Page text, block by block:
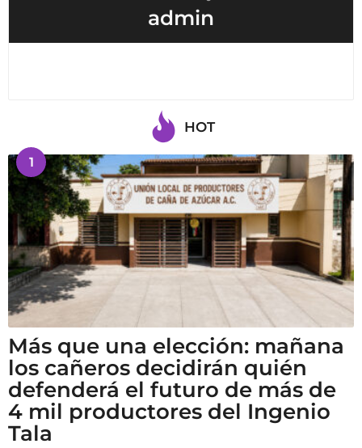
admin
HOT
1
Más que una elección: mañana
los cañeros decidirán quién
defenderá el futuro de más de
4 mil productores del Ingenio
Tala